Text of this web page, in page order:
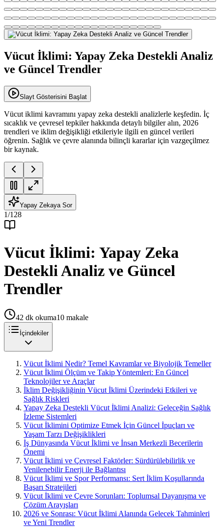
Vücut İklimi: Yapay Zeka Destekli Analiz
ve Güncel Trendler
Slayt Gösterisini Başlat
Vücut iklimi kavramını yapay zeka destekli analizlerle keşfedin. İç
sıcaklık ve çevresel tepkiler hakkında detaylı bilgiler alın, 2026
trendleri ve iklim değişikliği etkileriyle ilgili en güncel verileri
öğrenin. Sağlık ve çevre alanında bilinçli kararlar için vazgeçilmez
bir kaynak.
Yapay Zekaya Sor
1/128
Vücut İklimi: Yapay Zeka
Destekli Analiz ve Güncel
Trendler
42 dk okuma10 makale
İçindekiler
Vücut İklimi Nedir? Temel Kavramlar ve Biyolojik Temeller
Vücut İklimi Ölçüm ve Takip Yöntemleri: En Güncel
Teknolojiler ve Araçlar
İklim Değişikliğinin Vücut İklimi Üzerindeki Etkileri ve
Sağlık Riskleri
Yapay Zeka Destekli Vücut İklimi Analizi: Geleceğin Sağlık
İzleme Sistemleri
Vücut İklimini Optimize Etmek İçin Güncel İpuçları ve
Yaşam Tarzı Değişiklikleri
İş Dünyasında Vücut İklimi ve İnsan Merkezli Becerilerin
Önemi
Vücut İklimi ve Çevresel Faktörler: Sürdürülebilirlik ve
Yenilenebilir Enerji ile Bağlantısı
Vücut İklimi ve Spor Performansı: Sert İklim Koşullarında
Başarı Stratejileri
Vücut İklimi ve Çevre Sorunları: Toplumsal Dayanışma ve
Çözüm Arayışları
2026 ve Sonrası: Vücut İklimi Alanında Gelecek Tahminleri
ve Yeni Trendler